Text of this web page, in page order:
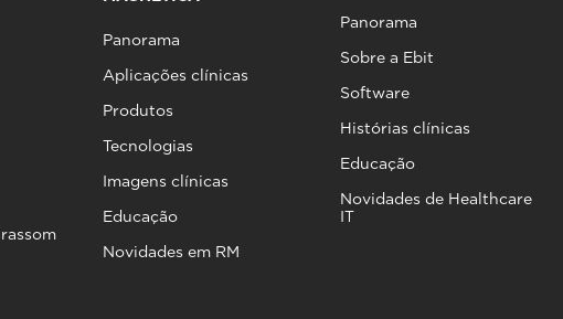
Panorama
Aplicações clínicas
Produtos
Tecnologias
Imagens clínicas
Educação
Novidades em RM
Panorama
Sobre a Ebit
Software
Histórias clínicas
Educação
Novidades de Healthcare
IT